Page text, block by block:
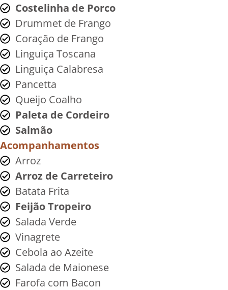
Costelinha de Porco
Drummet de Frango
Coração de Frango
Linguiça Toscana
Linguiça Calabresa
Pancetta
Queijo Coalho
Paleta de Cordeiro
Salmão
Acompanhamentos
Arroz
Arroz de Carreteiro
Batata Frita
Feijão Tropeiro
Salada Verde
Vinagrete
Cebola ao Azeite
Salada de Maionese
Farofa com Bacon